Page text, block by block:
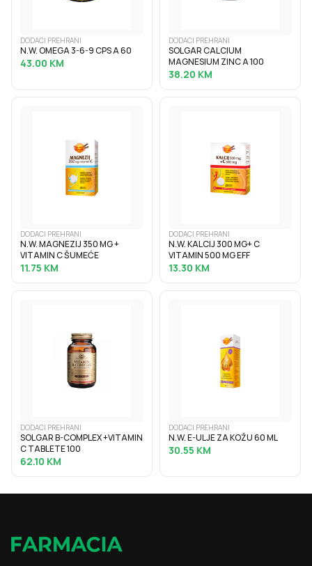
DODACI PREHRANI
N.W. OMEGA 3-6-9 CPS A 60
43.00 KM
DODACI PREHRANI
SOLGAR CALCIUM
MAGNESIUM ZINC A 100
38.20 KM
DODACI PREHRANI
N.W. MAGNEZIJ 350 MG +
VITAMIN C ŠUMEĆE
11.75 KM
DODACI PREHRANI
N.W. KALCIJ 300 MG+ C
VITAMIN 500 MG EFF
13.30 KM
DODACI PREHRANI
SOLGAR B-COMPLEX +VITAMIN
C TABLETE 100
62.10 KM
DODACI PREHRANI
N.W. E-ULJE ZA KOŽU 60 ML
30.55 KM